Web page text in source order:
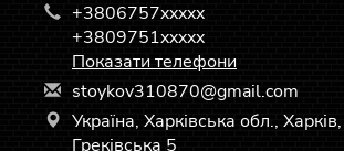
+3806757xxxxx
+3809751xxxxx
Показати телефони
stoykov310870@gmail.com
Україна, Харківська обл.,
Греківська 5